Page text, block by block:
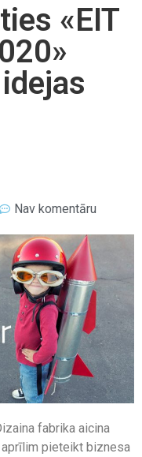
«EIT
Nav komentāru
fabrika aicina
aprīlim pieteikt biznesa